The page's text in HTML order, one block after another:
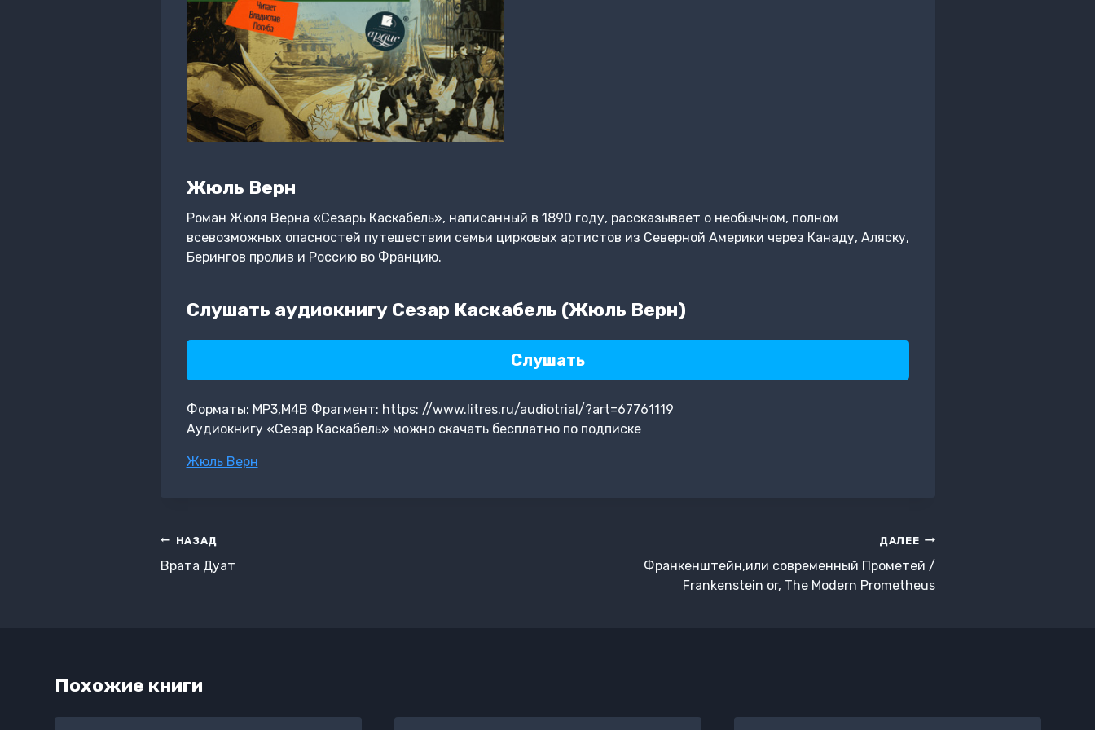
Жюль Верн
Роман Жюля Верна «Сезарь Каскабель», написанный в 1890 году, рассказывает о необычном, полном
всевозможных опасностей путешествии семьи цирковых артистов из Северной Америки через Канаду, Аляску,
Берингов пролив и Россию во Францию.
Слушать аудиокнигу Сезар Каскабель (Жюль Верн)
Слушать
Форматы: MP3,M4B Фрагмент: https: //www.litres.ru/audiotrial/?art=67761119
Аудиокнигу «Сезар Каскабель» можно скачать бесплатно по подписке
Метки
Жюль Верн
Навигация
по
НАЗАД
Врата Дуат
ДАЛЕЕ
Франкенштейн,или современный Прометей /
Frankenstein or, The Modern Prometheus
Похожие книги